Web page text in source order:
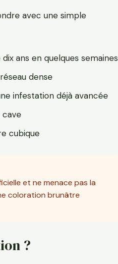
avec une simple
ans en quelques semaines
dense
infestation déjà avancée
cave
cubique
et ne menace pas la
coloration brunâtre
?